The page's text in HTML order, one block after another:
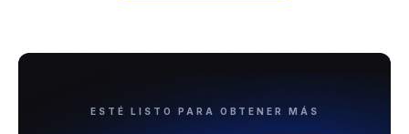
ESTÉ LISTO PARA OBTENER MÁS